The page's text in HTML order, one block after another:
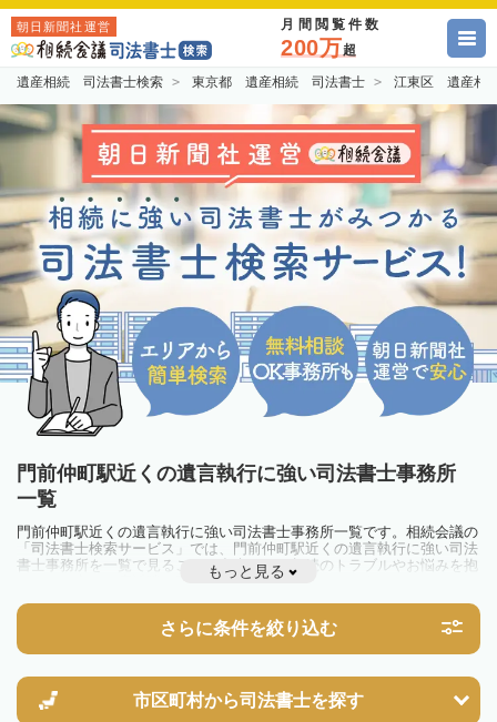
朝日新聞社運営 月間閲覧件数
200万超
遺産相続 司法書士検索 東京都 遺産相続 司法書士 江東区 遺産相
門前仲町駅近くの遺言執行に強い司法書士事務所
一覧
門前仲町駅近くの遺言執行に強い司法書士事務所一覧です。相続会議の
「司法書士検索サービス」では、門前仲町駅近くの遺言執行に強い司法
書士事務所を一覧で見ることが出来ます。相続のトラブルやお悩みを抱
えている方は一度近隣の司法書士に相談してみましょう。
もっと見る
さらに条件を絞り込む
市区町村から司法書士を探す